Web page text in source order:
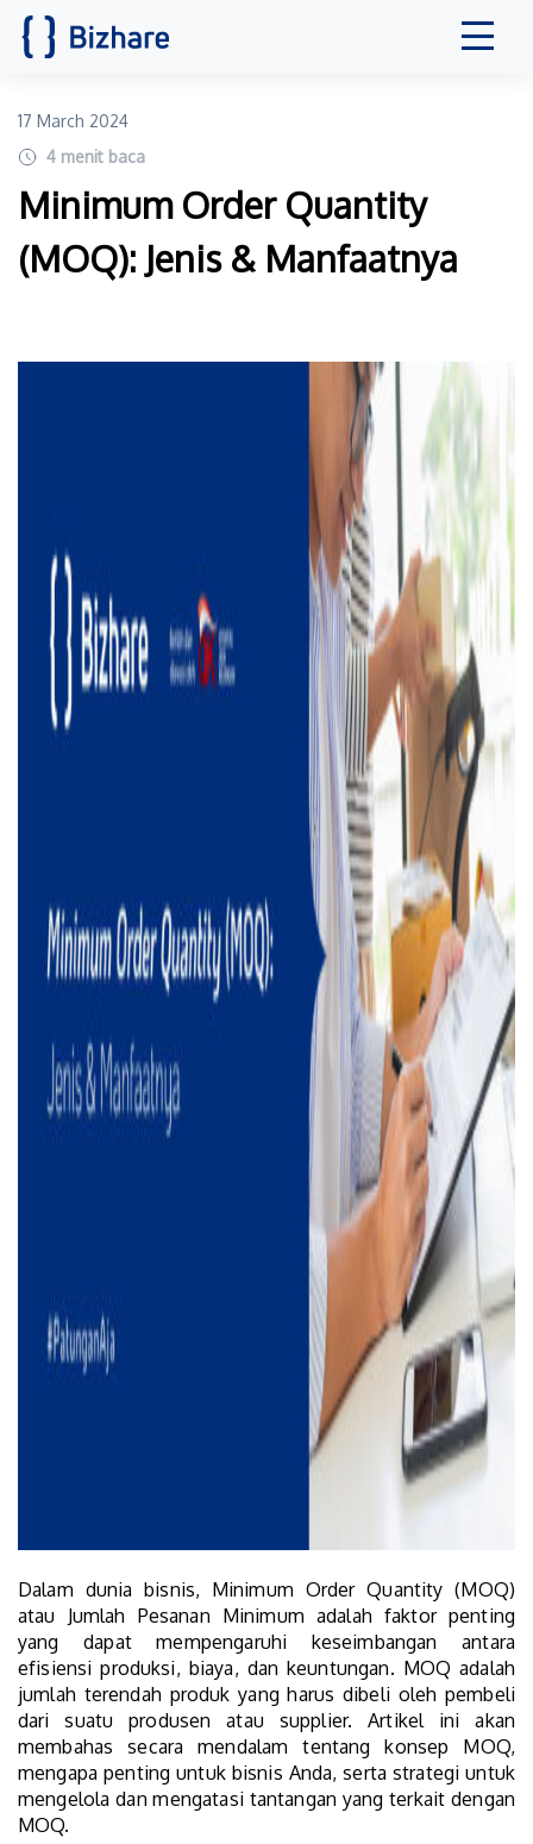
17 March 2024
4 menit baca
Minimum Order Quantity
(MOQ): Jenis & Manfaatnya
Dalam dunia bisnis, Minimum Order Quantity (MOQ)
atau Jumlah Pesanan Minimum adalah faktor penting
yang dapat mempengaruhi keseimbangan antara
efisiensi produksi, biaya, dan keuntungan. MOQ adalah
jumlah terendah produk yang harus dibeli oleh pembeli
dari suatu produsen atau supplier. Artikel ini akan
membahas secara mendalam tentang konsep MOQ,
mengapa penting untuk bisnis Anda, serta strategi untuk
mengelola dan mengatasi tantangan yang terkait dengan
MOQ.